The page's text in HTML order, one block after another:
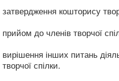
затвердження кошторису
прийом до членів творчої
вирішення інших питань
творчої спілки.